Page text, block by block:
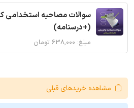
سوالات مصاحبه استخدامی
(+درسنامه)
مبلغ: ۶۳۸,۰۰۰ تومان
مشاهده خریدهای قبلی